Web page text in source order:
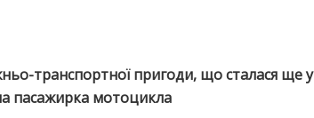
транспортної пригоди, що сталася ще у
пасажирка мотоцикла